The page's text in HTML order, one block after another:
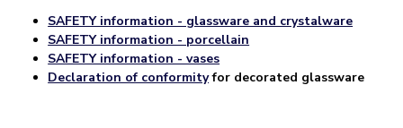
SAFETY information - glassware and crystalware
SAFETY information - porcellain
SAFETY information - vases
Declaration of conformityfor decorated glassware